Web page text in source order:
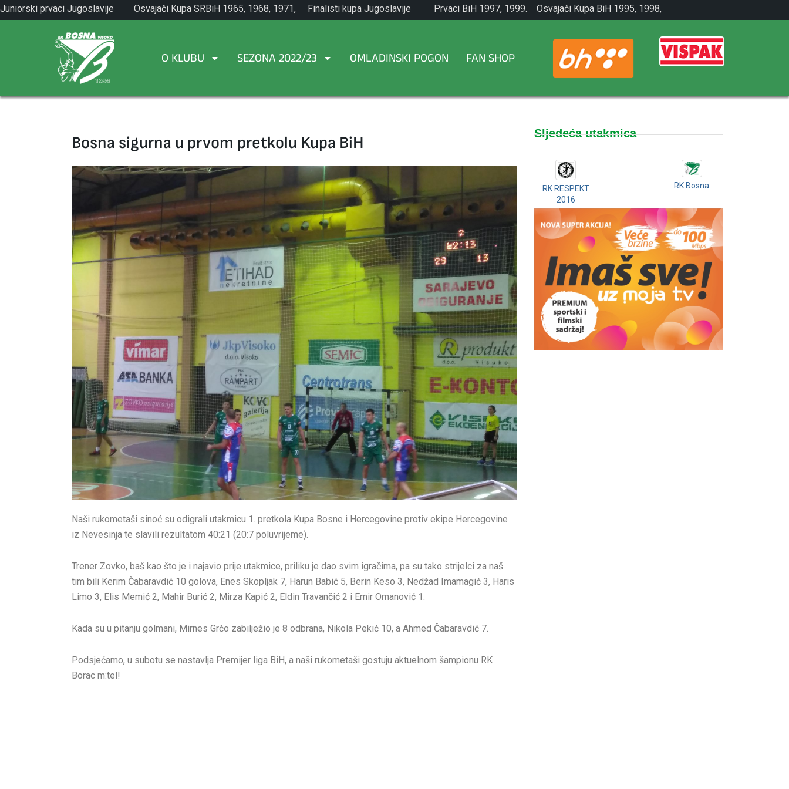
Skip
to
Juniorski prvaci Jugoslavije
1971.
Osvajači Kupa SRBiH 1965, 1968, 1971,
1982.
Finalisti kupa Jugoslavije
1965.
Prvaci BiH 1997, 1999.
Osvajači Kupa BiH 1995, 1998,
2001.
O KLUBU SEZONA 2022/23 OMLADINSKI POGON FAN SHOP
Bosna sigurna u prvom pretkolu Kupa BiH
Naši rukometaši sinoć su odigrali utakmicu 1. pretkola Kupa Bosne i Hercegovine protiv ekipe Hercegovine
iz Nevesinja te slavili rezultatom 40:21 (20:7 poluvrijeme).
Trener Zovko, baš kao što je i najavio prije utakmice, priliku je dao svim igračima, pa su tako strijelci za naš
tim bili Kerim Čabaravdić 10 golova, Enes Skopljak 7, Harun Babić 5, Berin Keso 3, Nedžad Imamagić 3, Haris
Limo 3, Elis Memić 2, Mahir Burić 2, Mirza Kapić 2, Eldin Travančić 2 i Emir Omanović 1.
Kada su u pitanju golmani, Mirnes Grčo zabilježio je 8 odbrana, Nikola Pekić 10, a Ahmed Čabaravdić 7.
Podsjećamo, u subotu se nastavlja Premijer liga BiH, a naši rukometaši gostuju aktuelnom šampionu RK
Borac m:tel!
Sljedeća utakmica
RK RESPEKT
2016
RK Bosna